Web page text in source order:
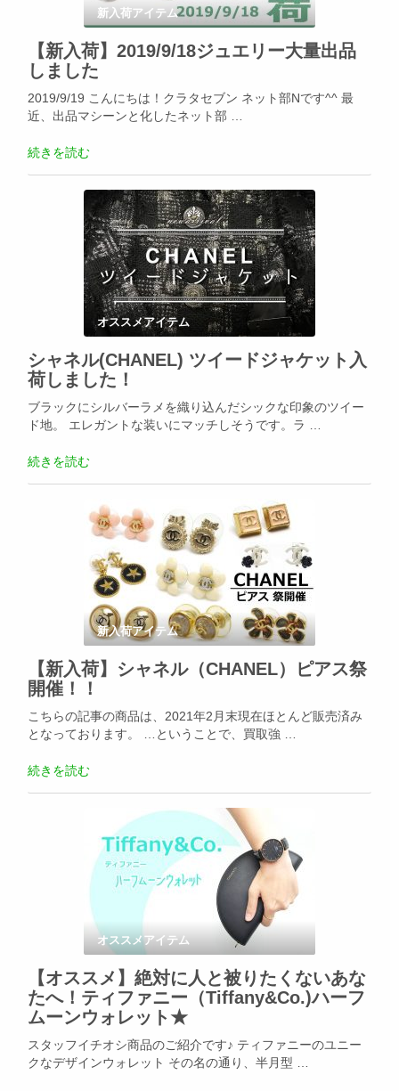
新入荷アイテム
【新入荷】2019/9/18ジュエリー大量出品
しました
2019/9/19 こんにちは！クラタセブン ネット部Nです^^ 最
近、出品マシーンと化したネット部 …
続きを読む
オススメアイテム
シャネル(CHANEL) ツイードジャケット入
荷しました！
ブラックにシルバーラメを織り込んだシックな印象のツイー
ド地。 エレガントな装いにマッチしそうです。ラ …
続きを読む
新入荷アイテム
【新入荷】シャネル（CHANEL）ピアス祭
開催！！
こちらの記事の商品は、2021年2月末現在ほとんど販売済み
となっております。 …ということで、買取強 …
続きを読む
オススメアイテム
【オススメ】絶対に人と被りたくないあな
たへ！ティファニー（Tiffany&Co.)ハーフ
ムーンウォレット★
スタッフイチオシ商品のご紹介です♪ ティファニーのユニー
クなデザインウォレット その名の通り、半月型 …